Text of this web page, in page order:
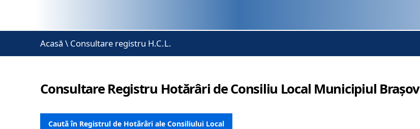
Acasă \ Consultare registru H.C.L.
Consultare Registru Hotărâri de Consiliu Local Municipiul Brașov
Caută în Registrul de Hotărâri ale Consiliului Local